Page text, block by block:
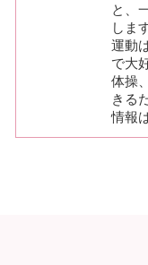
と、
しま
運動
で大
体操
きる
情報